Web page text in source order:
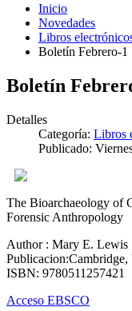
Inicio
Novedades
Libros
Boletín Febrero-1
Boletín
Detalles
Categoría: Libros
Publicado:
The Bioarchaeology of
Forensic Anthropology
Author : Mary E. Lewis
ISBN: 9780511257421
Acceso EBSCO